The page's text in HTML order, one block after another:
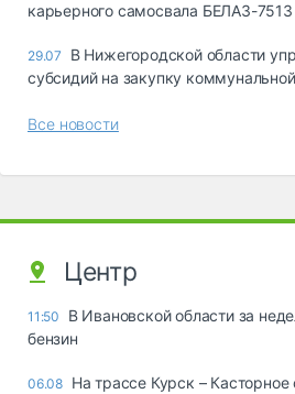
карьерного самосвала БЕЛАЗ-7513
29.07
В Нижегородской области
субсидий на закупку
Все новости
Центр
11:50
В Ивановской области за
бензин
06.08 На трассе Курск –